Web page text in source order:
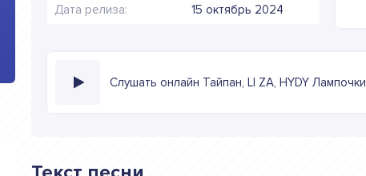
Дата релиза: 15 октябрь 2024
Слушать онлайн Тайпан, LI ZA, HYDY Лампочки